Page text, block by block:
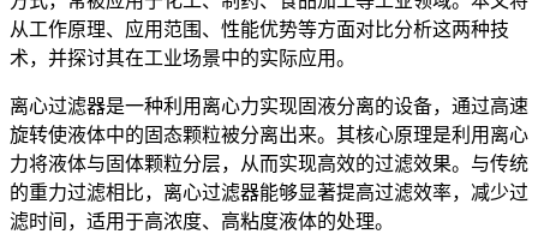
从工作原理、应用范围、性能优势等方面对比分析这两种技
术，并探讨其在工业场景中的实际应用。
离心过滤器是一种利用离心力实现固液分离的设备，通过高速
旋转使液体中的固态颗粒被分离出来。其核心原理是利用离心
力将液体与固体颗粒分层，从而实现高效的过滤效果。与传统
的重力过滤相比，离心过滤器能够显著提高过滤效率，减少过
滤时间，适用于高浓度、高粘度液体的处理。